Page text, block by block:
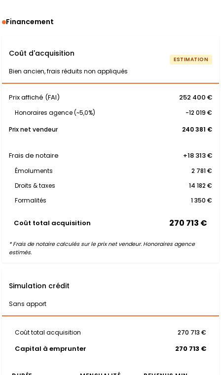
Financement
Coût d'acquisition
Bien ancien, frais réduits non appliqués
ESTIMATION
Prix affiché (FAI) 252 400 €
Honoraires agence (~5,0%)
-12 019 €
Prix net vendeur
240 381 €
Frais de notaire +18 313 €
Émoluments
2 781 €
Droits & taxes
14 182 €
Formalités
1 350 €
Coût total acquisition 270 713 €
* Frais de notaire calculés sur le prix net vendeur. Honoraires agence
estimés.
Simulation crédit
Sans apport
Coût total acquisition 270 713 €
Capital à emprunter 270 713 €